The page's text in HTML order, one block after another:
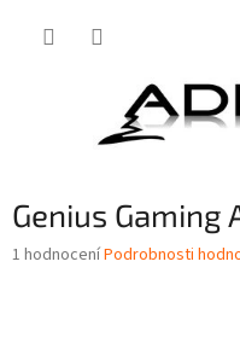
Genius Gaming
Průměrné
1 hodnoceníPodrobnosti